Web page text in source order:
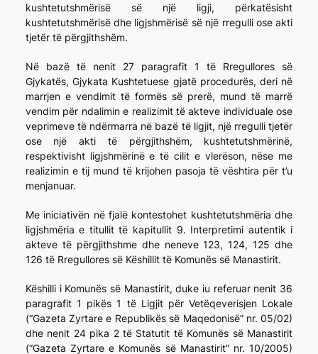
kushtetutshmërisë së një ligji, përkatësisht
kushtetutshmërisë dhe ligjshmërisë së një rregulli ose akti
tjetër të përgjithshëm.
Në bazë të nenit 27 paragrafit 1 të Rregullores së
Gjykatës, Gjykata Kushtetuese gjatë procedurës, deri në
marrjen e vendimit të formës së prerë, mund të marrë
vendim për ndalimin e realizimit të akteve individuale ose
veprimeve të ndërmarra në bazë të ligjit, një rregulli tjetër
ose një akti të përgjithshëm, kushtetutshmërinë,
respektivisht ligjshmërinë e të cilit e vlerëson, nëse me
realizimin e tij mund të krijohen pasoja të vështira për t’u
menjanuar.
Me iniciativën në fjalë kontestohet kushtetutshmëria dhe
ligjshmëria e titullit të kapitullit 9. Interpretimi autentik i
akteve të përgjithshme dhe neneve 123, 124, 125 dhe
126 të Rregullores së Këshillit të Komunës së Manastirit.
Këshilli i Komunës së Manastirit, duke iu referuar nenit 36
paragrafit 1 pikës 1 të Ligjit për Vetëqeverisjen Lokale
(“Gazeta Zyrtare e Republikës së Maqedonisë” nr. 05/02)
dhe nenit 24 pika 2 të Statutit të Komunës së Manastirit
(“Gazeta Zyrtare e Komunës së Manastirit” nr. 10/2005)